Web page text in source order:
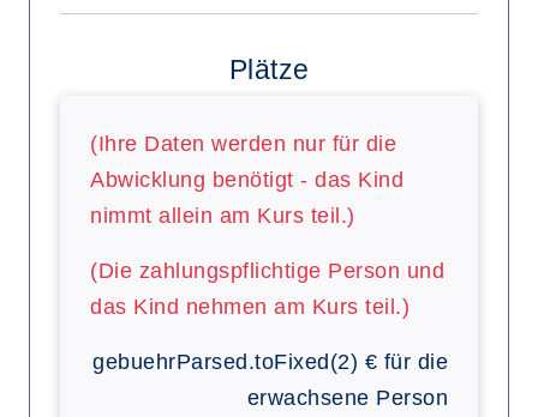
Plätze
(Ihre Daten werden nur für die
Abwicklung benötigt - das Kind
nimmt allein am Kurs teil.)
(Die zahlungspflichtige Person und
das Kind nehmen am Kurs teil.)
gebuehrParsed.toFixed(2) € für die
erwachsene Person